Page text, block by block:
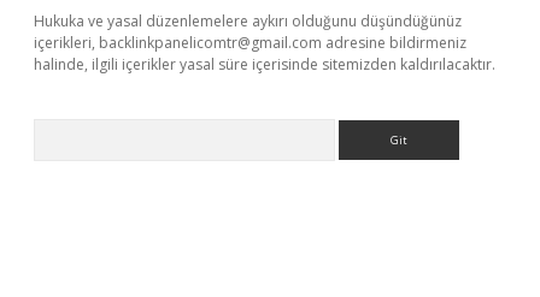
Hukuka ve yasal düzenlemelere aykırı olduğunu düşündüğünüz
içerikleri, backlinkpanelicomtr@gmail.com adresine bildirmeniz
halinde, ilgili içerikler yasal süre içerisinde sitemizden kaldırılacaktır.